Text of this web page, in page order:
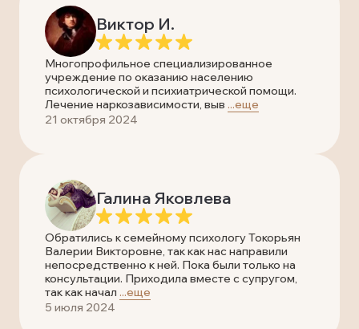
Виктор И.
Многопрофильное специализированное
учреждение по оказанию населению
психологической и психиатрической помощи.
Лечение наркозависимости, выв ...еще
21 октября 2024
Галина Яковлева
Обратились к семейному психологу Токорьян
Валерии Викторовне, так как нас направили
непосредственно к ней. Пока были только на
консультации. Приходила вместе с супругом,
так как начал ...еще
5 июля 2024